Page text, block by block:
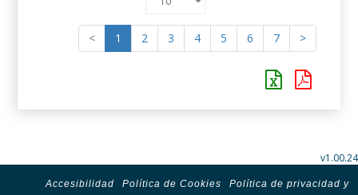
< 1 2 3 4 5 6 7 >
v1.00.24
Accesibilidad Política de Cookies
Política de privacidad y